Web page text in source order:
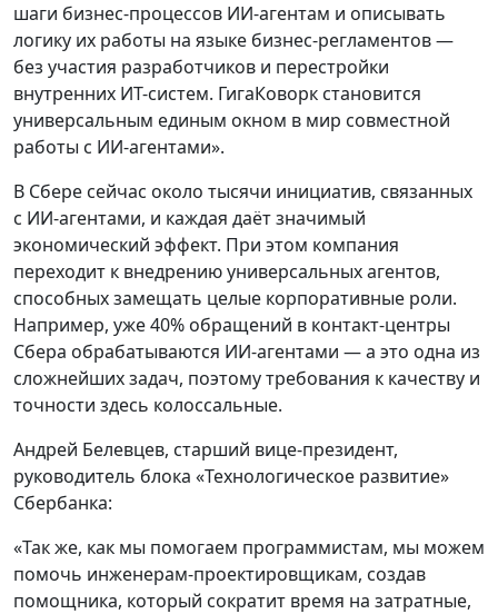
шаги бизнес-процессов ИИ-агентам и описывать
логику их работы на языке бизнес-регламентов —
без участия разработчиков и перестройки
внутренних ИТ-систем. ГигаКоворк становится
универсальным единым окном в мир совместной
работы с ИИ-агентами».
В Сбере сейчас около тысячи инициатив, связанных
с ИИ-агентами, и каждая даёт значимый
экономический эффект. При этом компания
переходит к внедрению универсальных агентов,
способных замещать целые корпоративные роли.
Например, уже 40% обращений в контакт-центры
Сбера обрабатываются ИИ-агентами — а это одна из
сложнейших задач, поэтому требования к качеству и
точности здесь колоссальные.
Андрей Белевцев, старший вице-президент,
руководитель блока «Технологическое развитие»
Сбербанка:
«Так же, как мы помогаем программистам, мы можем
помочь инженерам-проектировщикам, создав
помощника, который сократит время на затратные,